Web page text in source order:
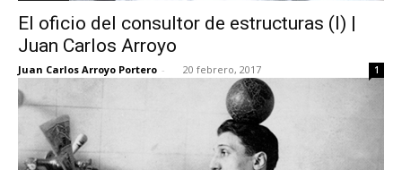
El oficio del consultor de estructuras (I) |
Juan Carlos Arroyo
Juan Carlos Arroyo Portero - 20 febrero, 2017 1